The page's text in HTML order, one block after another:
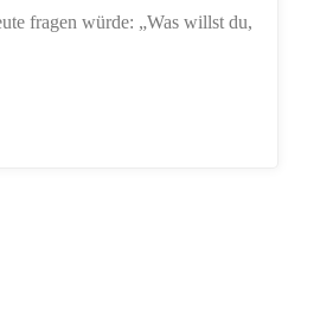
fragen würde: „Was willst du,